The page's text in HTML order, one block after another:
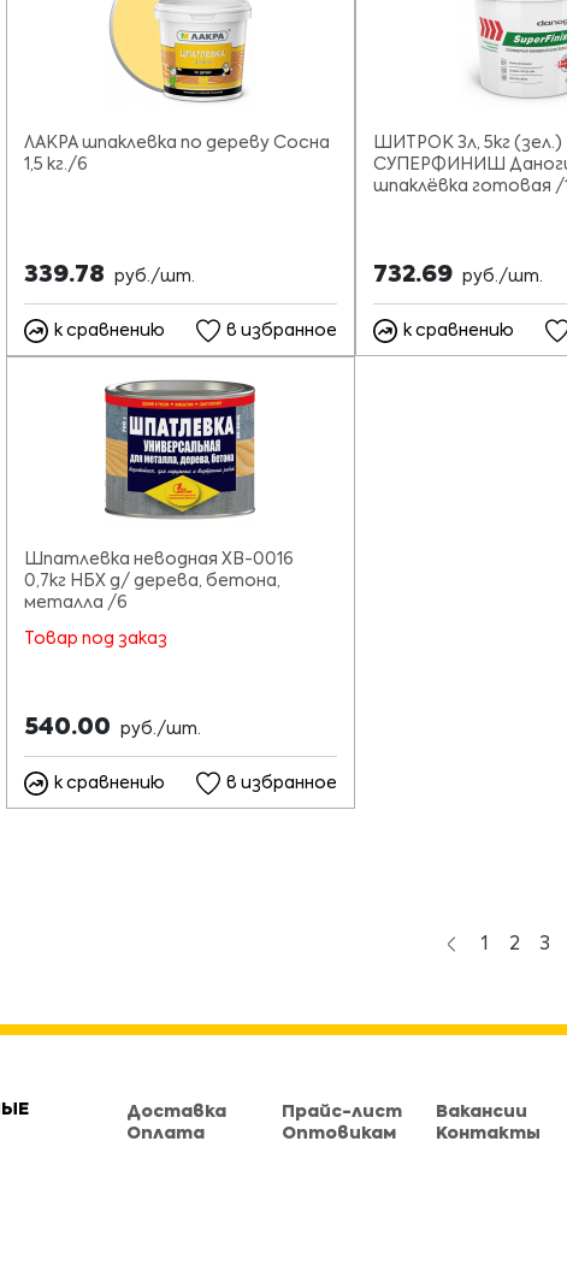
ЛАКРА шпаклевка по дереву Сосна
1,5 кг./6
339.78 руб./шт.
к сравнению в избранное
ШИТРОК 3л, 5кг (зел.)
СУПЕРФИНИШ
шпаклёвка готовая /
732.69 руб./шт.
к сравнению
Шпатлевка неводная ХВ-0016
0,7кг НБХ д/ дерева, бетона,
металла /6
Товар под заказ
540.00 руб./шт.
к сравнению в избранное
1 2 3
Доставка
Оплата
Прайс-лист
Оптовикам
Вакансии
Контакты